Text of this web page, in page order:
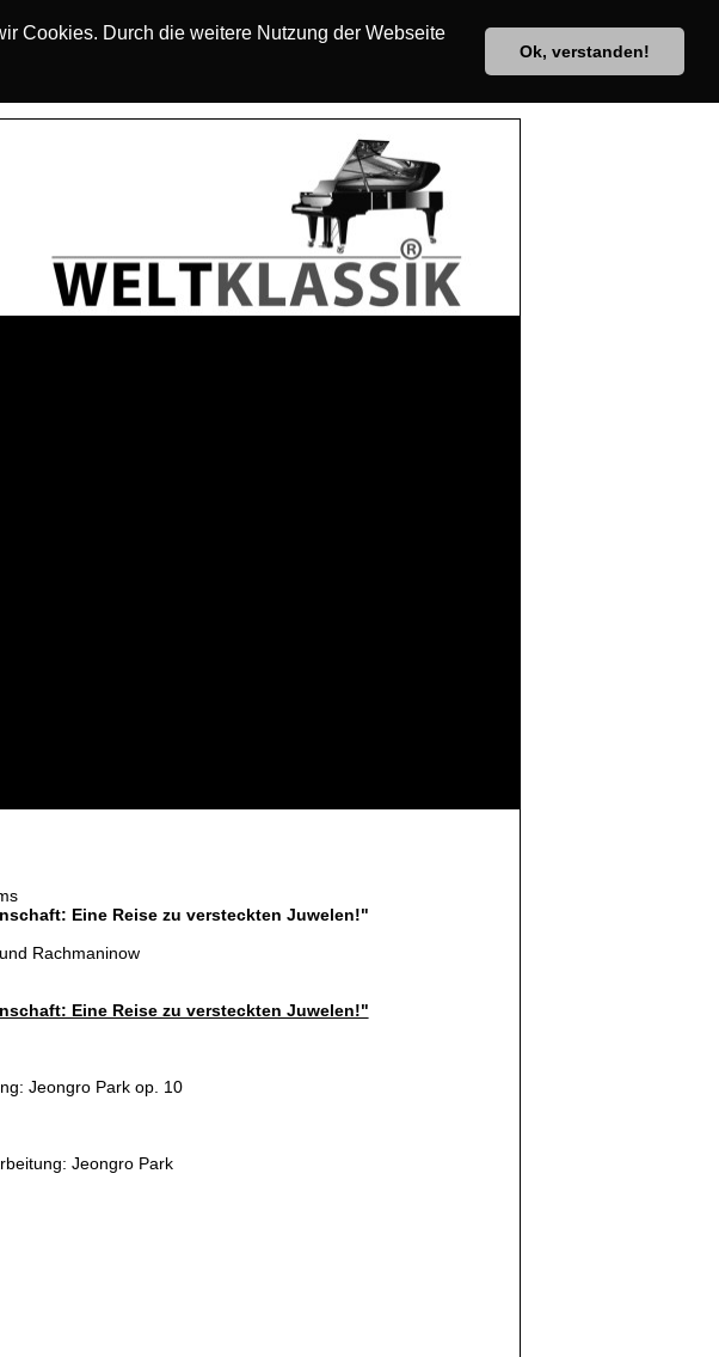
Cookies. Durch die weitere Nutzung der Webseite
Ok, verstanden!
Eine Reise zu versteckten Juwelen!"
Rachmaninow
Eine Reise zu versteckten Juwelen!"
Jeongro Park op. 10
Jeongro Park